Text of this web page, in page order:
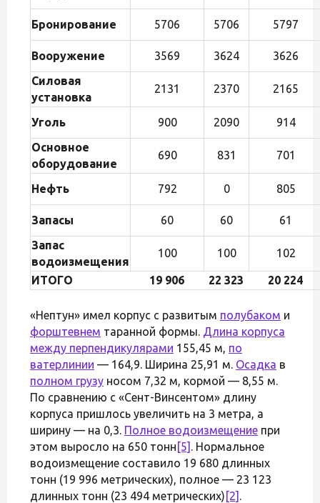
Бронирование 5706 5706 5797
Вооружение 3569 3624
3626
Силовая
установка
2131 2370 2165
Уголь 900 2090
914
Основное
оборудование
690 831 701
Нефть 792 0 805
Запасы 60 60
61
Запас
водоизмещения
100 100 102
ИТОГО 19 906 22 323 20 224
«Нептун» имел корпус с развитым полубаком и
форштевнем таранной формы. Длина корпуса
между перпендикулярами 155,45 м, по
ватерлинии — 164,9. Ширина 25,91 м. Осадка в
полном грузу носом 7,32 м, кормой — 8,55 м.
По сравнению с «Сент-Винсентом» длину
корпуса пришлось увеличить на 3 метра, а
ширину — на 0,3. Полное водоизмещение при
этом выросло на 650 тонн [5] . Нормальное
водоизмещение составило 19 680 длинных
тонн (19 996 метрических), полное — 23 123
длинных тонн (23 494 метрических) [2] .